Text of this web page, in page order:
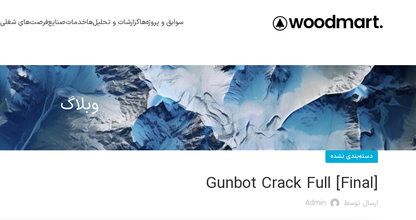
سوابق و پروژه‌هاگزارشات و تحلیل‌هاخدماتصنایعفرصت‌های شغلی
وبلاگ
دسته‌بندی نشده
Gunbot Crack Full [Final]
ارسال توسط Admin